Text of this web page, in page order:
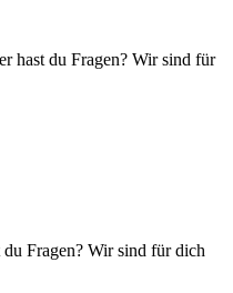
hast du Fragen? Wir sind für
Fragen? Wir sind für dich